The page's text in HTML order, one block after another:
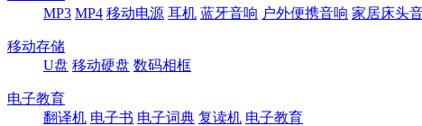
MP3 MP4 移动电源 耳机 蓝牙音响 户外便携音响 家居床头
移动存储
U盘 移动硬盘 数码相框
电子教育
翻译机 电子书 电子词典 复读机 电子教育